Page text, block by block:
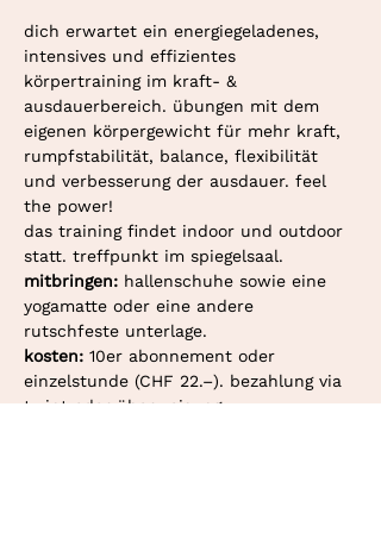
dich erwartet ein energiegeladenes,
intensives und effizientes
körpertraining im kraft- &
ausdauerbereich. übungen mit dem
eigenen körpergewicht für mehr kraft,
rumpfstabilität, balance, flexibilität
und verbesserung der ausdauer. feel
the power!
das training findet indoor und outdoor
statt. treffpunkt im spiegelsaal.
mitbringen: hallenschuhe sowie eine
yogamatte oder eine andere
rutschfeste unterlage.
kosten: 10er abonnement oder
einzelstunde (CHF 22.–). bezahlung via
twint oder überweisung.